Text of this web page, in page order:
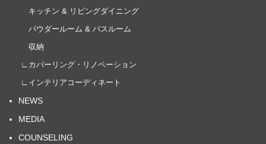
キッチン & リビングダイニング
パウダールーム & バスルーム
収納
∟カバーリング・リノベーション
∟インテリアコーディネート
NEWS
MEDIA
COUNSELING